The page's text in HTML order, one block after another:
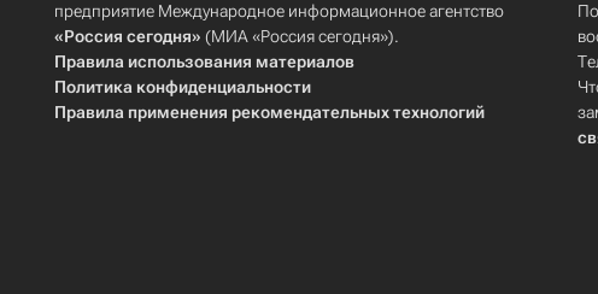
предприятие Международное информационное агентство
«Россия сегодня» (МИА «Россия сегодня»).
Правила использования материалов
Политика конфиденциальности
Правила применения рекомендательных технологий